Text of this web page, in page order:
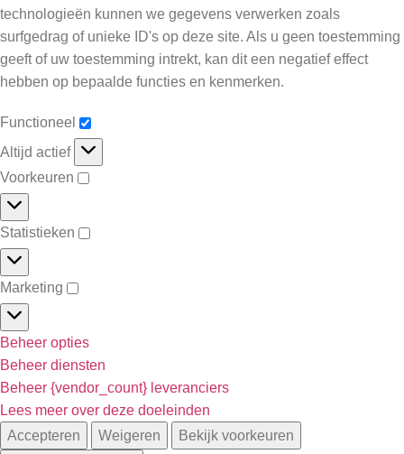
technologieën kunnen we gegevens verwerken zoals
surfgedrag of unieke ID's op deze site. Als u geen toestemming
geeft of uw toestemming intrekt, kan dit een negatief effect
hebben op bepaalde functies en kenmerken.
Functioneel
Altijd actief
Voorkeuren
Statistieken
Marketing
Beheer opties
Beheer diensten
Beheer {vendor_count} leveranciers
Lees meer over deze doeleinden
Accepteren
Weigeren
Bekijk voorkeuren